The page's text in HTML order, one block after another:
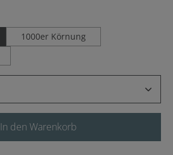
1000er Körnung
Gib den gewünschten
In den Warenkorb